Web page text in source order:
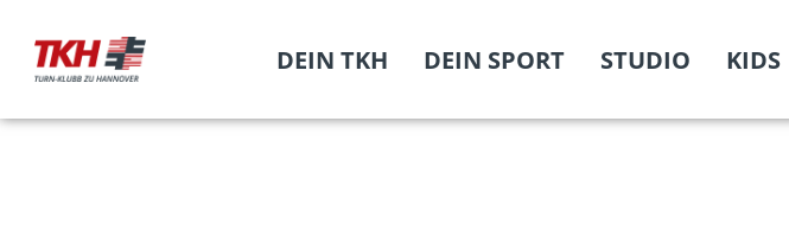
DEIN TKH DEIN SPORT STUDIO KIDS